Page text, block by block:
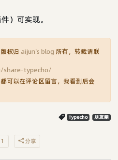
）可实现。
权归 aijun's blog 所有，转载请联
share-typecho/
可以在评论区留言，我看到后会
Typecho 朋友圈
分享